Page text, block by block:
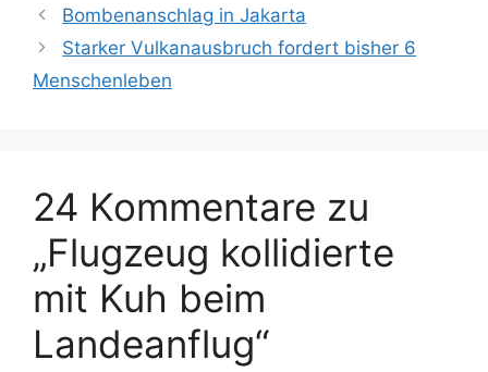
Bombenanschlag in Jakarta
Starker Vulkanausbruch fordert bisher 6
Menschenleben
24 Kommentare zu
„Flugzeug kollidierte
mit Kuh beim
Landeanflug“